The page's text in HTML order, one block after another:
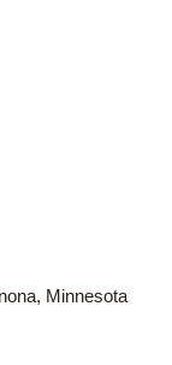
Minnesota